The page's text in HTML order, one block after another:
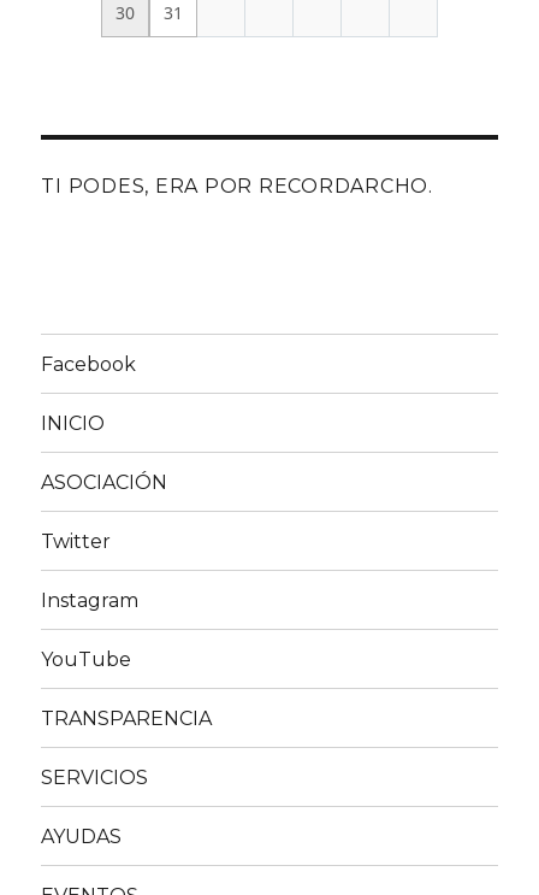
30 31
TI PODES, ERA POR RECORDARCHO.
Facebook
INICIO
ASOCIACIÓN
Twitter
Instagram
YouTube
TRANSPARENCIA
SERVICIOS
AYUDAS